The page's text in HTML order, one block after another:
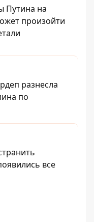
Путина на
произойти
разнесла
по
все